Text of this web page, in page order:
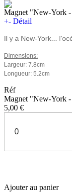
Magnet "New-York -
+- Détail
Il y a New-York...
Dimensions:
Largeur: 7.8cm
Longueur: 5.2cm
Réf
Magnet "New-York -
5,00 €
Ajouter au panier